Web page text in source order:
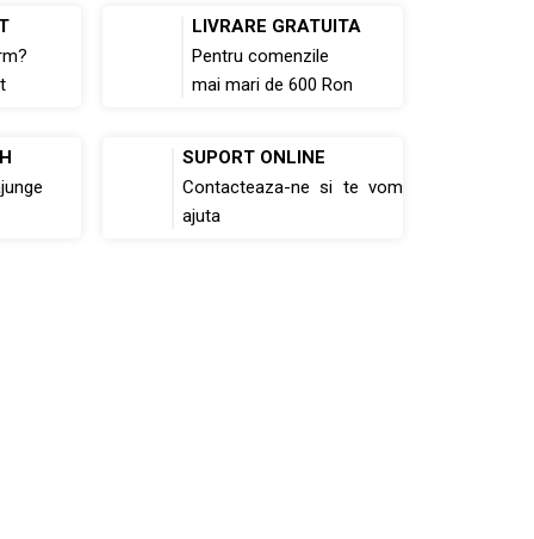
LIVRARE GRATUITA
Pentru comenzile
mai mari de 600 Ron
SUPORT ONLINE
Contacteaza-ne si te vom
ajuta